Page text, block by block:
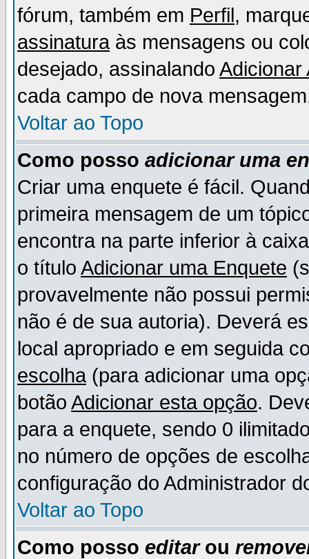
fórum, também em Perfil,
assinaturaàs mensagens ou
desejado, assinalando Adicionar
cada campo de nova
Voltar ao Topo
Como posso adicionar uma
Criar uma enquete é fácil.
primeira mensagem de um
encontra na parte inferior à
o título Adicionar uma Enquete
provavelmente não possui
não é de sua autoria). Deverá
local apropriado e em seguida
escolha (para adicionar uma
botão Adicionar esta opção.
para a enquete, sendo 0
no número de opções de
configuração do Administrador
Voltar ao Topo
Como posso editarou